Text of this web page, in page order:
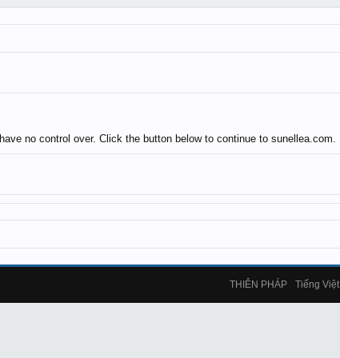
no control over. Click the button below to continue to sunellea.com.
THIÊN PHÁP Tiếng Việt